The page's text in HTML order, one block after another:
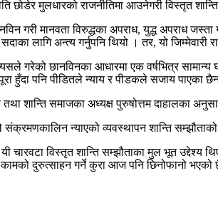
मुलधारको राजनीतिमा आउनेगरी विस्तृत
गरी मानवता विरुद्धका अपराध, युद्ध अपराध
लागि अन्त्य गर्नुपनि थियो । तर, यो
गरेको छानविनका आधारमा एक वर्षभित्र सामान्य
हुँदा पनि पीडितले न्याय र पीडकले सजाय पाएका
शान्ति समाजका अध्यक्ष पुरुषोत्तम दाहालका
न्याएको व्यवस्थापन शान्ति
चारवटा विस्तृत शान्ति सम्झौताका मुल भूत
दुरुत्साहन गर्ने कुरा आज पनि छिनोफानो भएको